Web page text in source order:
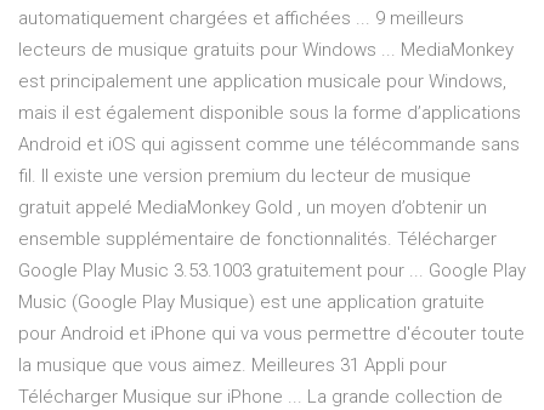
automatiquement chargées et affichées ... 9 meilleurs
lecteurs de musique gratuits pour Windows ... MediaMonkey
est principalement une application musicale pour Windows,
mais il est également disponible sous la forme d’applications
Android et iOS qui agissent comme une télécommande sans
fil. Il existe une version premium du lecteur de musique
gratuit appelé MediaMonkey Gold , un moyen d’obtenir un
ensemble supplémentaire de fonctionnalités. Télécharger
Google Play Music 3.53.1003 gratuitement pour ... Google Play
Music (Google Play Musique) est une application gratuite
pour Android et iPhone qui va vous permettre d'écouter toute
la musique que vous aimez. Meilleures 31 Appli pour
Télécharger Musique sur iPhone ... La grande collection de